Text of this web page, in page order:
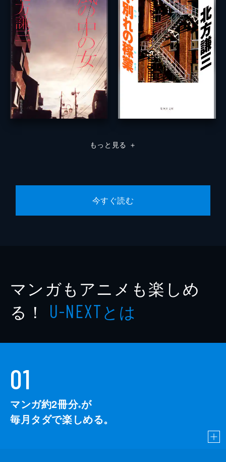
もっと見る ＋
今すぐ読む
マンガもアニメも楽しめ
る！ U-NEXTとは
01
マンガ約2冊分※が
毎月タダで楽しめる。